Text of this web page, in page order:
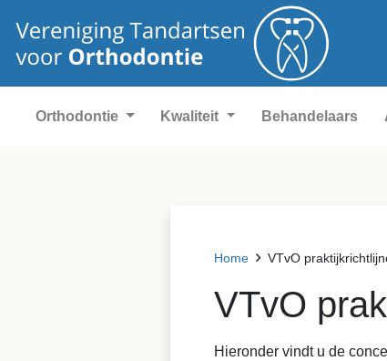
Orthodontie Kwaliteit Behandelaars
Home VTvO
VTvO
Hieronder vindt u de